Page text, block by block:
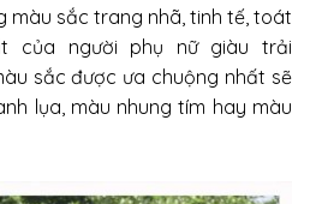
màu sắc trang nhã, tinh tế, toát
của người phụ nữ giàu trải
sắc được ưa chuộng nhất sẽ
lụa, màu nhung tím hay màu